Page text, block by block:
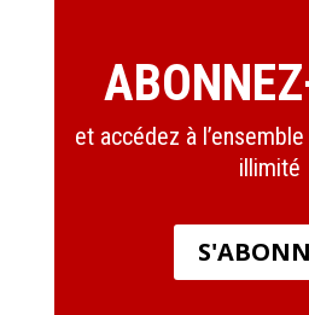
et accédez à
illimité